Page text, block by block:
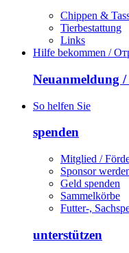
Chippen &
Tierbestattung
Links
Hilfe bekommen /
Neuanmeldung /
So helfen Sie
spenden
Mitglied /
Sponsor
Geld spenden
Sammelkörbe
Futter-,
unterstützen